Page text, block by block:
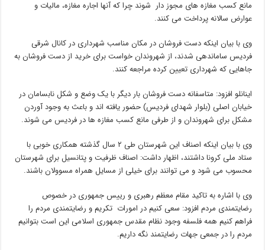
مانع کسب مغازه های مجوز دار شوند چرا که آنها اجاره مغازه، مالیات و
عوارض سالانه پرداخت می کنند.
وی با بیان اینکه دست فروشان در مکان مناسب شهرداری در کانال شرقی
فردیس ساماندهی شدند، از شهروندان خواست برای خرید از دست فروشان به
جاهایی که شهرداری تعیین کرده مراجعه کنند.
اینانلو افزود: متاسفانه دست فروشان بار دیگر با یک وضع و شکل نابسامان در
خیابان اصلی (بلوار شهدای فردیس) حضور یافته اند و باعث به وجود آوردن
مشکل برای شهروندان و از طرفی مانع کسب مغازه ها در فردیس می شوند.
وی با بیان اینکه اصناف این شهرستان طی ۲ سال گذشته همکاری خوبی با
ستاد ملی کرونا داشتند، اظهار داشت: اصناف ظرفیت و پتانسیل برای شهرستان
محسوب می شود و می توانند برای خیلی از مسایل همراه مسوولان باشند.
وی با اشاره به تاکید مقام معظم رهبری و رییس جمهوری در خصوص
رضایتمندی مردم افزود: سعی کنیم در امورات تکریم و رضایتمندی مردم را
فراهم کنیم همه فلسفه وجود نظام مقدس جمهوری اسلامی این است بتوانیم
مردم را در جمعی جهات رضایتمند نگه داریم.